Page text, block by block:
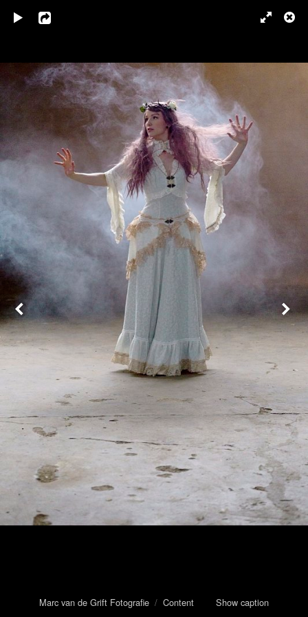
Marc van de Grift Fotografie / Content Show caption